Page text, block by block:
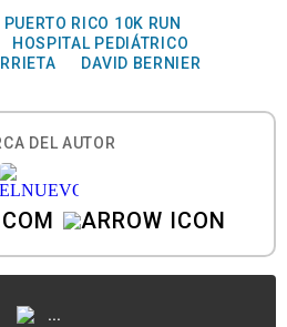
PUERTO RICO 10K RUN
HOSPITAL PEDIÁTRICO
DAVID BERNIER
DEL AUTOR
...